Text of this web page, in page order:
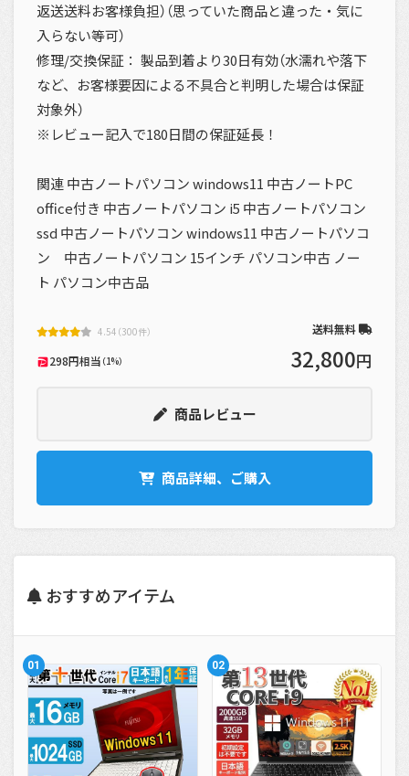
返送送料お客様負担）（思っていた商品と違った・気に
入らない等可）
修理/交換保証： 製品到着より30日有効（水濡れや落下
など、お客様要因による不具合と判明した場合は保証
対象外）
※レビュー記入で180日間の保証延長！
関連 中古ノートパソコン windows11 中古ノートPC
office付き 中古ノートパソコン i5 中古ノートパソコン
ssd 中古ノートパソコン windows11 中古ノートパソコ
ン 中古ノートパソコン 15インチ パソコン中古 ノー
ト パソコン中古品
4.54（300件） 送料無料
298円相当 （1%） 32,800円
商品レビュー
商品詳細、ご購入
おすすめアイテム